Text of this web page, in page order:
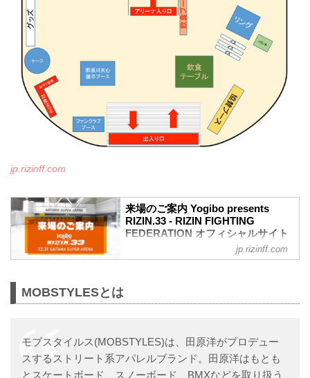
jp.rizinff.com
来場のご案内 Yogibo presents
RIZIN.33 - RIZIN FIGHTING
FEDERATION オフィシャルサイト
12月31日（金）さいたまスーパーアリー
す。
ナで開催されるYogibo presents RIZIN.33
では、日本スポーツ協会が作成した「ス
ポーツイベントの再開に向けた感染拡大
jp.rizinff.com
MOBSTYLESとは
モブスタイルス(MOBSTYLES)は、田原洋がプロデュー
スするストリート系アパレルブランド。田原洋はもとも
とスケートボード、スノーボード、BMXなどを取り扱う